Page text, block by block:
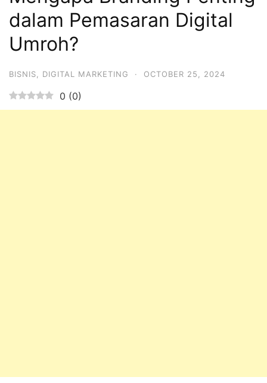
dalam Pemasaran Digital
Umroh?
BISNIS DIGITAL MARKETING · OCTOBER 25, 2024
0 (0)